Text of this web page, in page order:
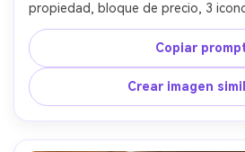
propiedad, bloque de precio, 3
m², barra de contacto de
combinación de tipografía serif
sutil, diseño nítido listo para
agua, lente 85mm, poca
iluminación suave
Copiar
Crear imagen